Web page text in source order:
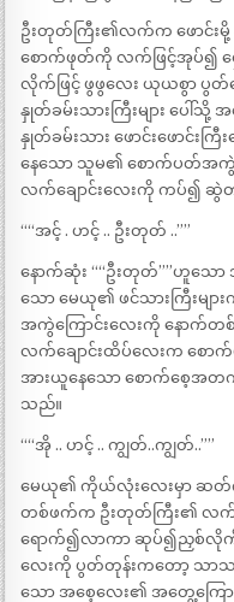
ဦးတုတ်ကြီး၏လက်က ဖောင်းမို့
စောက်ဖုတ်ကို လက်ဖြင့်အုပ်၍
လိုက်ဖြင့် ဖွဖွလေး ယုယစွာ ပွ
နှုတ်ခမ်းသားကြီးများ ပေါ်
နှုတ်ခမ်းသား ဖောင်းဖောင်းက
နေသော သူမ၏ စောက်ပတ်အ
လက်ချောင်းလေးကို ကပ်၍
““အင့် . ဟင့် .. ဦးတုတ် ..””
နောက်ဆုံး ““ဦးတုတ်””ဟူသေ
သော မေယု၏ ဖင်သားကြီးမ
အကွဲကြောင်းလေးကို နောက်
လက်ချောင်းထိပ်လေးက စော
အားယူနေသော စောက်စေ့အ
သည်။
““အို .. ဟင့် .. ကျွတ်..ကျွတ်..””
မေယု၏ ကိုယ်လုံးလေးမှာ ဆတ်
တစ်ဖက်က ဦးတုတ်ကြီး၏ လက်
ရောက်၍လာကာ ဆုပ်၍ညှစ်လို
လေးကို ပွတ်တုန်းကတော့ သာသ
သော အစေ့လေး၏ အတွေ့ကြော